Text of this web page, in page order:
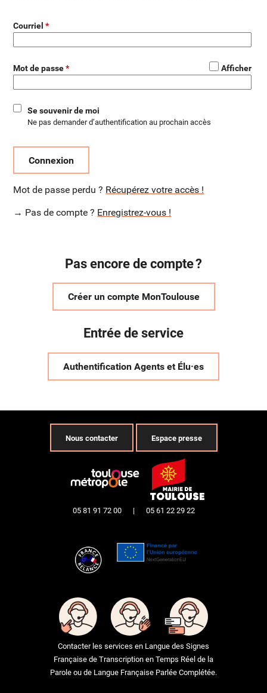
Courriel
Mot de passe Afficher
Se souvenir de moi
Ne pas demander d’authentification au prochain accès
Connexion
Mot de passe perdu ? Récupérez votre accès !
→ Pas de compte ? Enregistrez-vous !
Pas encore de compte ?
Créer un compte MonToulouse
Entrée de service
Authentification Agents et Élu·es
Nous contacter Espace presse
05 81 91 72 00 | 05 61 22 29 22
Contacter les services en Langue des Signes
Française de Transcription en Temps Réel de la
Parole ou de Langue Française Parlée Complétée.